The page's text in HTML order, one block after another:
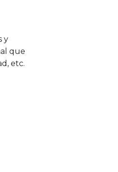
y
que
etc.